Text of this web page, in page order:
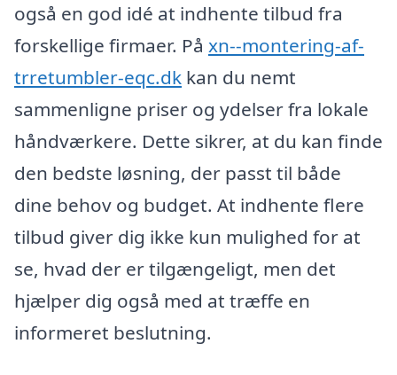
også en god idé at indhente tilbud fra
forskellige firmaer. På xn--montering-af-
trretumbler-eqc.dk kan du nemt
sammenligne priser og ydelser fra lokale
håndværkere. Dette sikrer, at du kan finde
den bedste løsning, der passt til både
dine behov og budget. At indhente flere
tilbud giver dig ikke kun mulighed for at
se, hvad der er tilgængeligt, men det
hjælper dig også med at træffe en
informeret beslutning.